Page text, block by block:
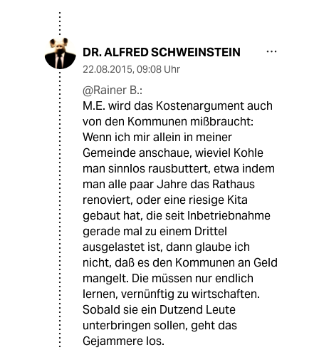
DR. ALFRED SCHWEINSTEIN
22.08.2015, 09:08 Uhr
@Rainer B.:
M.E. wird das Kostenargument auch
von den Kommunen mißbraucht:
Wenn ich mir allein in meiner
Gemeinde anschaue, wieviel Kohle
man sinnlos rausbuttert, etwa indem
man alle paar Jahre das Rathaus
renoviert, oder eine riesige Kita
gebaut hat, die seit Inbetriebnahme
gerade mal zu einem Drittel
ausgelastet ist, dann glaube ich
nicht, daß es den Kommunen an Geld
mangelt. Die müssen nur endlich
lernen, vernünftig zu wirtschaften.
Sobald sie ein Dutzend Leute
unterbringen sollen, geht das
Gejammere los.